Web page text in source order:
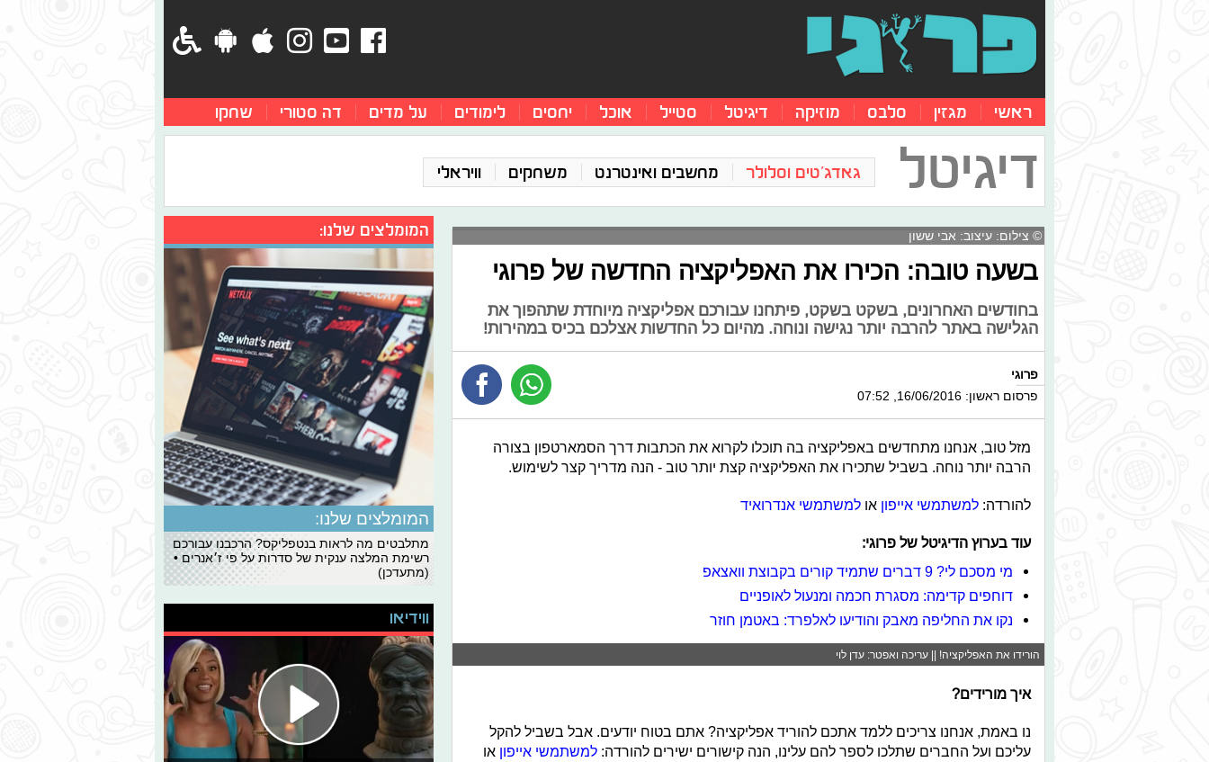
ראשי מגזין סלבס מוזיקה דיגיטל סטייל אוכל יחסים לימודים על מדים דה סטורי שחקו
דיגיטל גאדג'טים וסלולר מחשבים ואינטרנט משחקים וויראלי
© צילום: עיצוב: אבי ששון
בשעה טובה: הכירו את האפליקציה החדשה של פרוגי
בחודשים האחרונים, בשקט בשקט, פיתחנו עבורכם אפליקציה מיוחדת שתהפוך את
הגלישה באתר להרבה יותר נגישה ונוחה. מהיום כל החדשות אצלכם בכיס במהירות!
פרוגי
פרסום ראשון: 16/06/2016, 07:52
מזל טוב, אנחנו מתחדשים באפליקציה בה תוכלו לקרוא את הכתבות דרך הסמארטפון בצורה
הרבה יותר נוחה. בשביל שתכירו את האפליקציה קצת יותר טוב - הנה מדריך קצר לשימוש.
להורדה: למשתמשי אייפון או למשתמשי אנדרואיד
עוד בערוץ הדיגיטל של פרוגי:
מי מסכם לי? 9 דברים שתמיד קורים בקבוצת וואצאפ
דוחפים קדימה: מסגרת חכמה ומנעול לאופניים
נקו את החליפה מאבק והודיעו לאלפרד: באטמן חוזר
הורידו את האפליקציה! || עריכה ואפטר: עדן לוי
איך מורידים?
נו באמת, אנחנו צריכים ללמד אתכם להוריד אפליקציה? אתם בטוח יודעים. אבל בשביל להקל
עליכם ועל החברים שתלכו לספר להם עלינו, הנה קישורים ישירים להורדה: למשתמשי אייפון או
המומלצים שלנו:
המומלצים שלנו:
מתלבטים מה לראות בנטפליקס? הרכבנו עבורכם
רשימת המלצה ענקית של סדרות על פי ז׳אנרים •
(מתעדכן)
ווידיאו